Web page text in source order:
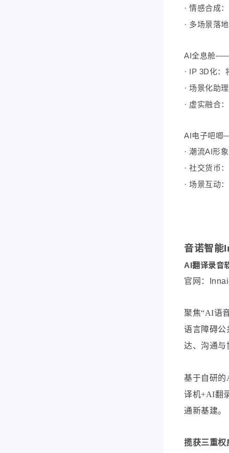
· 情感合成
· 多场景落
AI全息舱
· IP 3D化：
· 场景化助
· 虚实融合
AI电子吧唧
· 潮流AI形
· 社交货币
· 场景互动
音诺智能
AI翻译录音
官网：
聚焦“AI语
语言障碍公
达、沟通与
基于自研的
译机+AI翻
通新基建。
揽获三重权